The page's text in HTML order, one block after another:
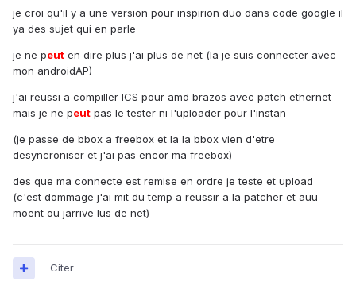
je croi qu'il y a une version pour inspirion duo dans code google il
ya des sujet qui en parle
je ne peut en dire plus j'ai plus de net (la je suis connecter avec
mon androidAP)
j'ai reussi a compiller ICS pour amd brazos avec patch ethernet
mais je ne peut pas le tester ni l'uploader pour l'instan
(je passe de bbox a freebox et la la bbox vien d'etre
desyncroniser et j'ai pas encor ma freebox)
des que ma connecte est remise en ordre je teste et upload
(c'est dommage j'ai mit du temp a reussir a la patcher et auu
moent ou jarrive lus de net)
Citer